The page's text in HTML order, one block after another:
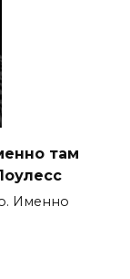
там
Именно